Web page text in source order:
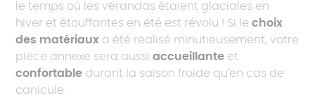
le temps où les vérandas étaient glaciales en
hiver et étouffantes en été est révolu ! Si lechoix
des matériaux a été réalisé minutieusement, votre
pièce annexe sera aussiaccueillante et
confortable durant la saison froide qu'en cas de
canicule.